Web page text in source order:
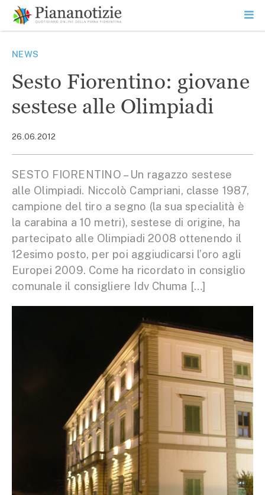
contenuto
SEARCH
NEWS
Sesto Fiorentino: giovane
sestese alle Olimpiadi
26.06.2012
SESTO FIORENTINO – Un ragazzo sestese
alle Olimpiadi. Niccolò Campriani, classe 1987,
campione del tiro a segno (la sua specialità è
la carabina a 10 metri), sestese di origine, ha
partecipato alle Olimpiadi 2008 ottenendo il
12esimo posto, per poi aggiudicarsi l’oro agli
Europei 2009. Come ha ricordato in consiglio
comunale il consigliere Idv Chuma […]